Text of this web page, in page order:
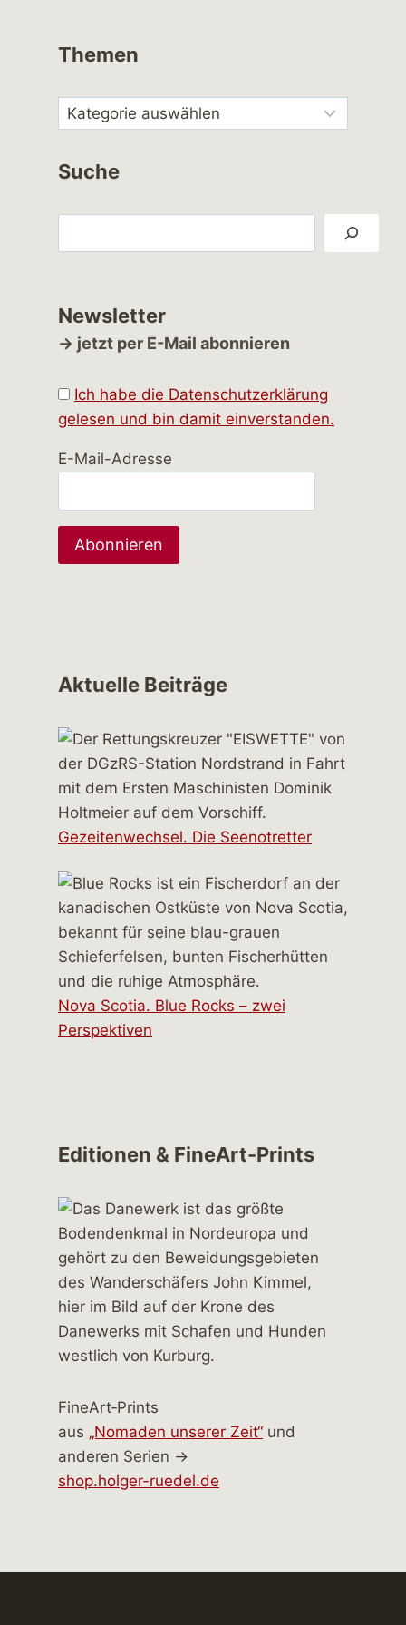
Themen
Suche
Newsletter
→ jetzt per E-Mail abonnieren
Ich habe die Datenschutzerklärung
gelesen und bin damit einverstanden.
E-Mail-Adresse
Aktuelle Beiträge
Gezeitenwechsel. Die Seenotretter
Nova Scotia. Blue Rocks – zwei
Perspektiven
Editionen & FineArt-Prints
FineArt‑Prints
aus „Nomaden unserer Zeit“ und
anderen Serien →
shop.holger-ruedel.de